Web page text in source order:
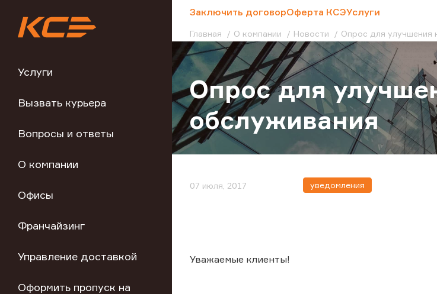
Услуги
Вызвать курьера
Вопросы и ответы
О компании
Офисы
Франчайзинг
Управление доставкой
Оформить пропуск на
Заключить договорОферта КСЭУслуги
Главная О компании Новости Опрос для улучшения
Опрос для
обслуживания
07 июля, 2017 уведомления
Уважаемые клиенты!